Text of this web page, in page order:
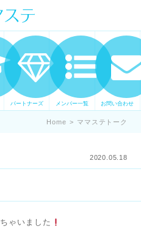
ます。 手づくり
ステ スキル・セ
ママが集まって
。
パートナーズ メンバー一覧 お問い合わせ
Home > ママステトーク
2020.05.18
ゃいました